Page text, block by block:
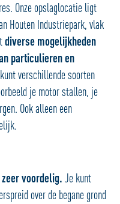
Onze opslaglocatie ligt
Houten Industriepark, vlak
diverse mogelijkheden
particulieren en
verschillende soorten
je motor stallen, je
Ook alleen een
voordelig. Je kunt
over de begane grond